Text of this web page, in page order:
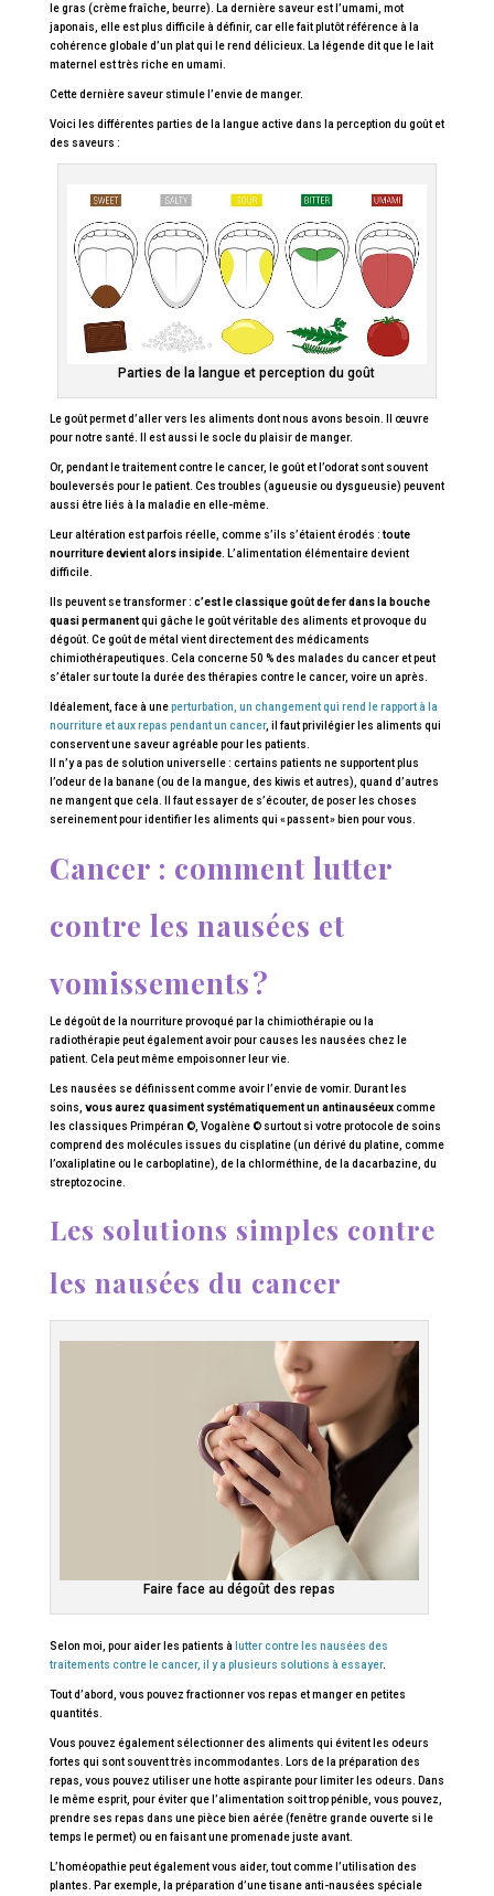
le gras (crème fraîche, beurre). La dernière saveur est l’umami, mot
japonais, elle est plus difficile à définir, car elle fait plutôt référence à la
cohérence globale d’un plat qui le rend délicieux. La légende dit que le lait
maternel est très riche en umami.
Cette dernière saveur stimule l’envie de manger.
Voici les différentes parties de la langue active dans la perception du goût et
des saveurs :
Parties de la langue et perception du goût
Le goût permet d’aller vers les aliments dont nous avons besoin. Il œuvre
pour notre santé. Il est aussi le socle du plaisir de manger.
Or, pendant le traitement contre le cancer, le goût et l’odorat sont souvent
bouleversés pour le patient. Ces troubles (agueusie ou dysgueusie) peuvent
aussi être liés à la maladie en elle-même.
Leur altération est parfois réelle, comme s’ils s’étaient érodés : toute
nourriture devient alors insipide. L’alimentation élémentaire devient
difficile.
Ils peuvent se transformer : c’est le classique goût de fer dans la bouche
quasi permanentqui gâche le goût véritable des aliments et provoque du
dégoût. Ce goût de métal vient directement des médicaments
chimiothérapeutiques. Cela concerne 50 % des malades du cancer et peut
s’étaler sur toute la durée des thérapies contre le cancer, voire un après.
Idéalement, face à uneperturbation, un changement qui rend le rapport à la
nourriture et aux repas pendant un cancer, il faut privilégier les aliments qui
conservent une saveur agréable pour les patients.
Il n’y a pas de solution universelle : certains patients ne supportent plus
l’odeur de la banane (ou de la mangue, des kiwis et autres), quand d’autres
ne mangent que cela. Il faut essayer de s’écouter, de poser les choses
sereinement pour identifier les aliments qui « passent » bien pour vous.
Cancer : comment lutter
contre les nausées et
vomissements ?
Le dégoût de la nourriture provoqué par la chimiothérapie ou la
radiothérapie peut également avoir pour causes les nausées chez le
patient. Cela peut même empoisonner leur vie.
Les nausées se définissent comme avoir l’envie de vomir. Durant les
soins, vous aurez quasiment systématiquement un antinauséeuxcomme
les classiques Primpéran ©, Vogalène © surtout si votre protocole de soins
comprend des molécules issues du cisplatine (un dérivé du platine, comme
l’oxaliplatine ou le carboplatine), de la chlorméthine, de la dacarbazine, du
streptozocine.
Les solutions simples contre
les nausées du cancer
Faire face au dégoût des repas
Selon moi, pour aider les patients à lutter contre les nausées des
traitements contre le cancer, il y a plusieurs solutions à essayer.
Tout d’abord, vous pouvez fractionner vos repas et manger en petites
quantités.
Vous pouvez également sélectionner des aliments qui évitent les odeurs
fortes qui sont souvent très incommodantes. Lors de la préparation des
repas, vous pouvez utiliser une hotte aspirante pour limiter les odeurs. Dans
le même esprit, pour éviter que l’alimentation soit trop pénible, vous pouvez,
prendre ses repas dans une pièce bien aérée (fenêtre grande ouverte si le
temps le permet) ou en faisant une promenade juste avant.
L’homéopathie peut également vous aider, tout comme l’utilisation des
plantes. Par exemple, la préparation d’une tisane anti-nausées spéciale